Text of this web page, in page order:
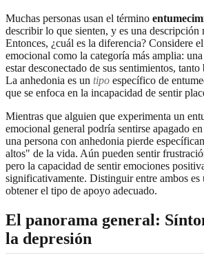
Muchas personas usan el término
describir lo que sienten, y es una descripción
Entonces, ¿cuál es la diferencia? Considere
emocional como la categoría más amplia:
estar desconectado de sus sentimientos,
La anhedonia es un tipo específico de
que se enfoca en la incapacidad de sentir
Mientras que alguien que experimenta un
emocional general podría sentirse apagado
una persona con anhedonia pierde
altos" de la vida. Aún pueden sentir
pero la capacidad de sentir emociones
significativamente. Distinguir entre ambos es
obtener el tipo de apoyo adecuado.
El panorama general:
la depresión